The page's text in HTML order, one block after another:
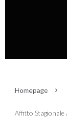
Homepage
Affitto Stagionale